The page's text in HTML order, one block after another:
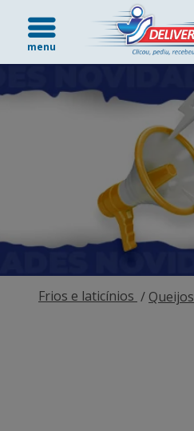
menu
Frios e laticínios Queijos